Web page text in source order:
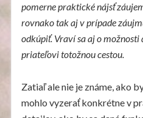
pomerne praktické nájsť
rovnako tak aj v prípade
odkúpiť. Vraví sa aj o
priateľovi totožnou cestou.
Zatiaľ ale nie je známe, ako
mohlo vyzerať konkrétne v